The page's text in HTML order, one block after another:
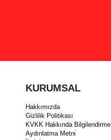
KURUMSAL
Hakkımızda
Gizlilik Politikası
KVKK Hakkında Bilgilendirme
Aydınlatma Metni